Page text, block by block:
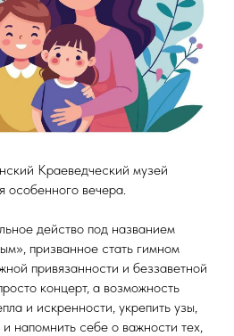
Краеведческий музей
особенного вечера.
действо под названием
призванное стать гимном
привязанности и беззаветной
концерт, а возможность
и искренности, укрепить узы,
напомнить себе о важности тех,